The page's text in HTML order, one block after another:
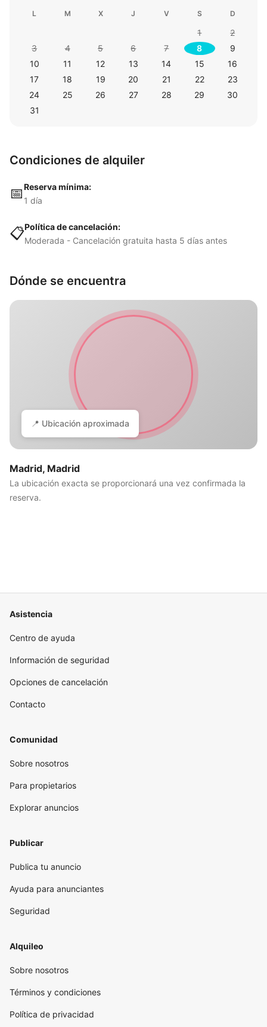
L M X J V S D
1
2
3
4 5 6 7 8
9
10
11 12 13 14 15
16
17
18 19 20 21 22
23
24
25 26 27 28 29
30
31
Condiciones de alquiler
📅Reserva mínima:
1 día
📋Política de cancelación:
Moderada - Cancelación gratuita hasta 5 días antes
Dónde se encuentra
📍 Ubicación aproximada
Madrid, Madrid
La ubicación exacta se proporcionará una vez confirmada la
reserva.
Asistencia
Centro de ayuda
Información de seguridad
Opciones de cancelación
Contacto
Comunidad
Sobre nosotros
Para propietarios
Explorar anuncios
Publicar
Publica tu anuncio
Ayuda para anunciantes
Seguridad
Alquileo
Sobre nosotros
Términos y condiciones
Política de privacidad